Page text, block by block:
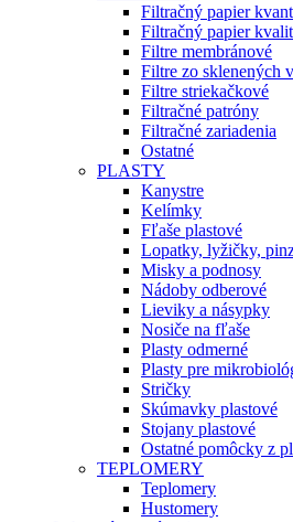
Filtračný papier
Filtračný papier
Filtre membránové
Filtre zo sklenených
Filtre striekačkové
Filtračné patróny
Filtračné zariadenia
Ostatné
PLASTY
Kanystre
Kelímky
Fľaše plastové
Lopatky, lyžičky,
Misky a podnosy
Nádoby odberové
Lieviky a násypky
Nosiče na fľaše
Plasty odmerné
Plasty pre
Stričky
Skúmavky plastové
Stojany plastové
Ostatné pomôcky z
TEPLOMERY
Teplomery
Hustomery